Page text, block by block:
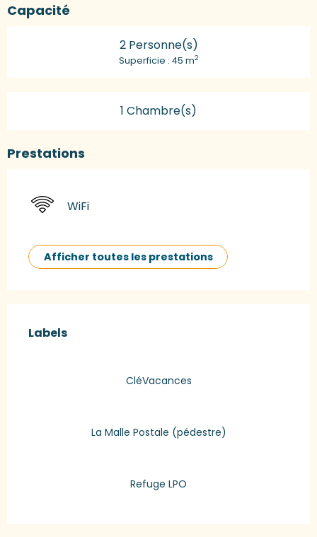
Capacité
2 Personne(s)
Superficie : 45 m2
1 Chambre(s)
Prestations
WiFi
Afficher toutes les prestations
Labels
Labels
CléVacances
La Malle Postale (pédestre)
Refuge LPO